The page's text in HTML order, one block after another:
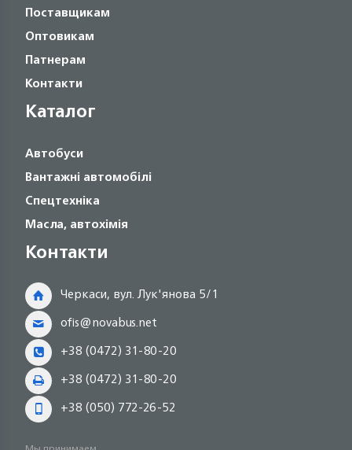
Поставщикам
Оптовикам
Патнерам
Контакти
Каталог
Автобуси
Вантажні автомобілі
Спецтехніка
Масла, автохімія
Контакти
Черкаси, вул. Лук'янова 5/1
ofis@novabus.net
+38 (0472) 31-80-20
+38 (0472) 31-80-20
+38 (050) 772-26-52